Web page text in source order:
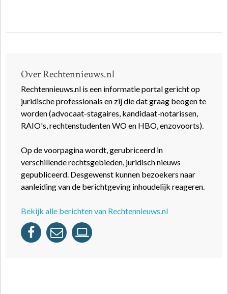
Over Rechtennieuws.nl
Rechtennieuws.nl is een informatie portal gericht op
juridische professionals en zij die dat graag beogen te
worden (advocaat-stagaires, kandidaat-notarissen,
RAIO's, rechtenstudenten WO en HBO, enzovoorts).
Op de voorpagina wordt, gerubriceerd in
verschillende rechtsgebieden, juridisch nieuws
gepubliceerd. Desgewenst kunnen bezoekers naar
aanleiding van de berichtgeving inhoudelijk reageren.
Bekijk alle berichten van Rechtennieuws.nl